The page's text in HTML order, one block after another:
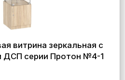
витрина зеркальная с
ДСП серии Протон №4-1